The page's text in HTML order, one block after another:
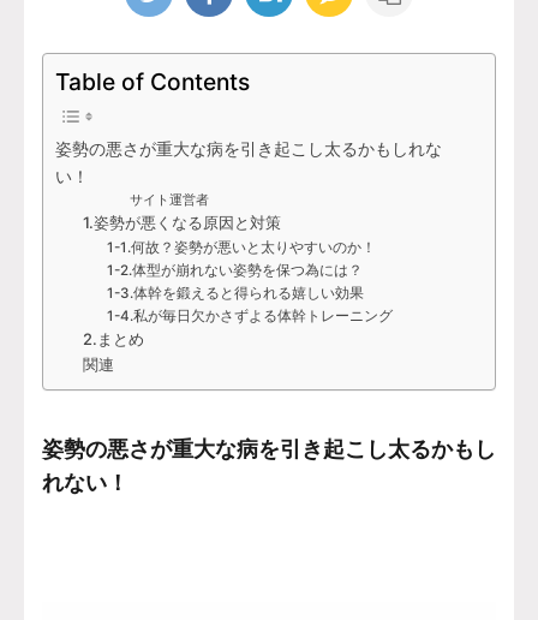
Table of Contents
姿勢の悪さが重大な病を引き起こし太るかもしれな
い！
サイト運営者
1.姿勢が悪くなる原因と対策
1-1.何故？姿勢が悪いと太りやすいのか！
1-2.体型が崩れない姿勢を保つ為には？
1-3.体幹を鍛えると得られる嬉しい効果
1-4.私が毎日欠かさずよる体幹トレーニング
2.まとめ
関連
姿勢の悪さが重大な病を引き起こし太るかもし
れない！